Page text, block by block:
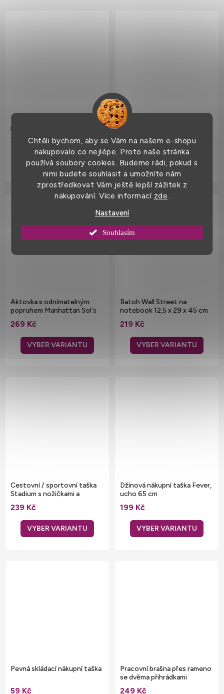
Chtěli bychom, aby se Vám na našem e-shopu
nakupovalo co nejlépe. Proto naše stránka
používá soubory cookies. Budeme rádi, pokud s
nimi budete souhlasit a umožníte nám
zprostředkovat Vám ještě lepší zážitek z
nakupování. Více informací zde.
Nastavení
Souhlasím
Lehký dvoubarevný batoh s
přihrádkou na boty 17 l
219 Kč
Proužkovaná bavlněná
nákupní taška Luna s
239 Kč
Aktovka s odnímatelným
popruhem Manhattan Sol's
Bags 6 l
269 Kč
Batoh Wall Street na
notebook 12,5 x 29 x 45 cm
219 Kč
Cestovní / sportovní taška
Stadium s nožičkami a
zesílenými uchy
239 Kč
Džínová nákupní taška Fever,
ucho 65 cm
199 Kč
Pevná skládací nákupní taška
59 Kč
Pracovní brašna přes rameno
se dvěma přihrádkami
249 Kč